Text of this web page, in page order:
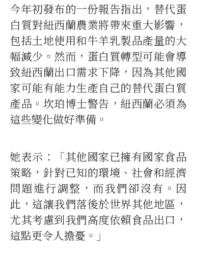
今年初發布的一份報告指出，替代蛋
白質對紐西蘭農業將帶來重大影響，
包括土地使用和牛羊乳製品產量的大
幅減少。然而，蛋白質轉型可能會導
致紐西蘭出口需求下降，因為其他國
家可能有能力生產自己的替代蛋白質
產品。坎珀博士警告，紐西蘭必須為
這些變化做好準備。
她表示：「其他國家已擁有國家食品
策略，針對已知的環境、社會和經濟
問題進行調整，而我們卻沒有。因
此，這讓我們落後於世界其他地區，
尤其考慮到我們高度依賴食品出口，
這點更令人擔憂。」